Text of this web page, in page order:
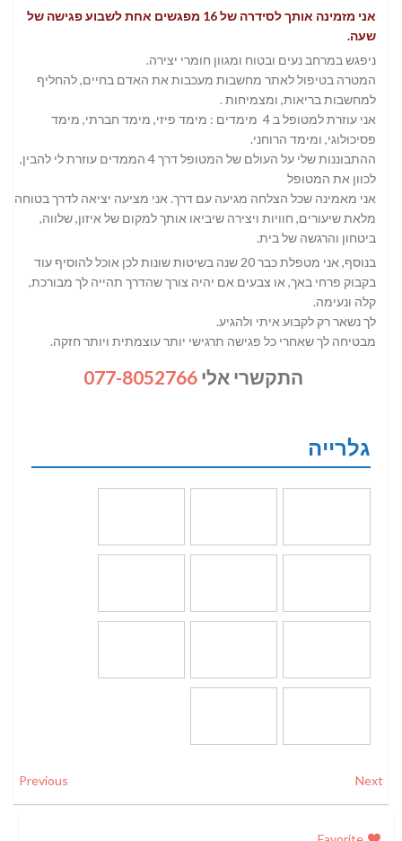
אני מזמינה אותך לסידרה של 16 מפגשים אחת לשבוע פגישה של
שעה.
ניפגש במרחב נעים ובטוח ומגוון חומרי יצירה.
המטרה בטיפול לאתר מחשבות מעכבות את האדם בחיים, להחליף
למחשבות בריאות, ומצמיחות .
אני עוזרת למטופל ב 4 מימדים : מימד פיזי, מימד חברתי, מימד
פסיכולוגי, ומימד הרוחני.
ההתבוננות שלי על העולם של המטופל דרך 4 הממדים עוזרת לי להבין,
לכוון את המטופל
אני מאמינה שכל הצלחה מגיעה עם דרך. אני מציעה יציאה לדרך בטוחה,
מלאת שיעורים, חוויות ויצירה שיביאו אותך למקום של איזון, שלווה,
ביטחון והרגשה של בית.
בנוסף, אני מטפלת כבר 20 שנה בשיטות שונות לכן אוכל להוסיף עוד
בקבוק פרחי באך, או צבעים אם יהיה צורך שהדרך תהייה לך מבורכת,
קלה ונעימה.
לך נשאר רק לקבוע איתי ולהגיע.
מבטיחה לך שאחרי כל פגישה תרגישי יותר עוצמתית ויותר חזקה.
התקשרי אלי 077-8052766
גלרייה
Previous Next